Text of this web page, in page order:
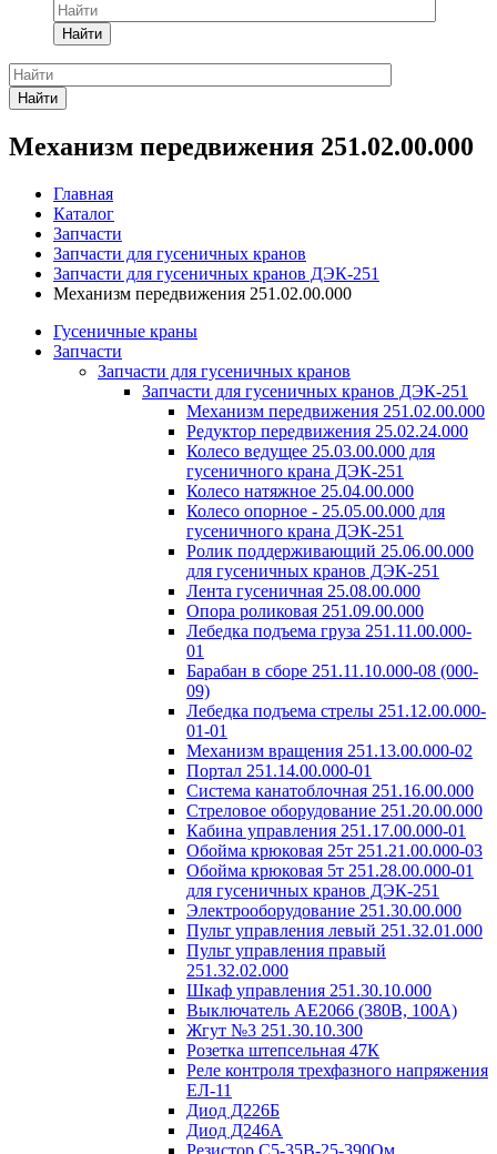
Найти
Найти
Механизм передвижения 251.02.00.000
Главная
Каталог
Запчасти
Запчасти для гусеничных кранов
Запчасти для гусеничных кранов ДЭК-251
Механизм передвижения 251.02.00.000
Гусеничные краны
Запчасти
Запчасти для гусеничных кранов
Запчасти для гусеничных кранов ДЭК-251
Механизм передвижения 251.02.00.000
Редуктор передвижения 25.02.24.000
Колесо ведущее 25.03.00.000 для
гусеничного крана ДЭК-251
Колесо натяжное 25.04.00.000
Колесо опорное - 25.05.00.000 для
гусеничного крана ДЭК-251
Ролик поддерживающий 25.06.00.000
для гусеничных кранов ДЭК-251
Лента гусеничная 25.08.00.000
Опора роликовая 251.09.00.000
Лебедка подъема груза 251.11.00.000-
01
Барабан в сборе 251.11.10.000-08 (000-
09)
Лебедка подъема стрелы 251.12.00.000-
01-01
Механизм вращения 251.13.00.000-02
Портал 251.14.00.000-01
Система канатоблочная 251.16.00.000
Стреловое оборудование 251.20.00.000
Кабина управления 251.17.00.000-01
Обойма крюковая 25т 251.21.00.000-03
Обойма крюковая 5т 251.28.00.000-01
для гусеничных кранов ДЭК-251
Электрооборудование 251.30.00.000
Пульт управления левый 251.32.01.000
Пульт управления правый
251.32.02.000
Шкаф управления 251.30.10.000
Выключатель АЕ2066 (380В, 100А)
Жгут №3 251.30.10.300
Розетка штепсельная 47К
Реле контроля трехфазного напряжения
ЕЛ-11
Диод Д226Б
Диод Д246А
Резистор С5-35В-25-390Ом